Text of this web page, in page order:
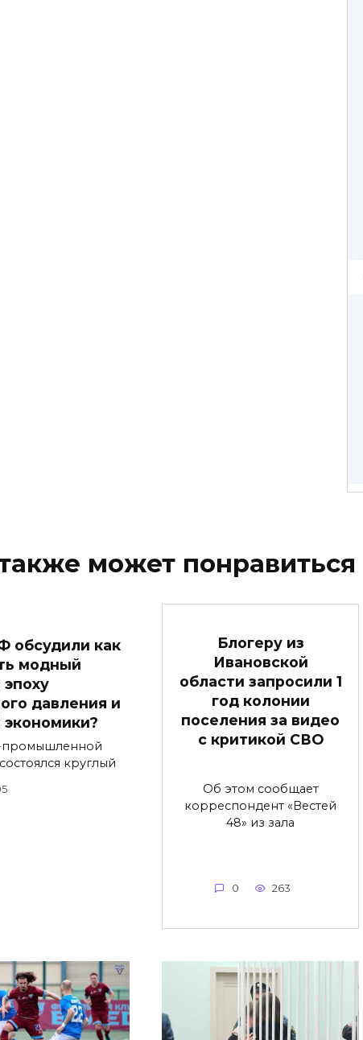
может понравиться
обсудили как
модный
эпоху
давления и
промышленной
круглый
Блогеру из
Ивановской
области запросили 1
год колонии
поселения за видео
с критикой СВО
Об этом сообщает
корреспондент «Вестей
48» из зала
0 263